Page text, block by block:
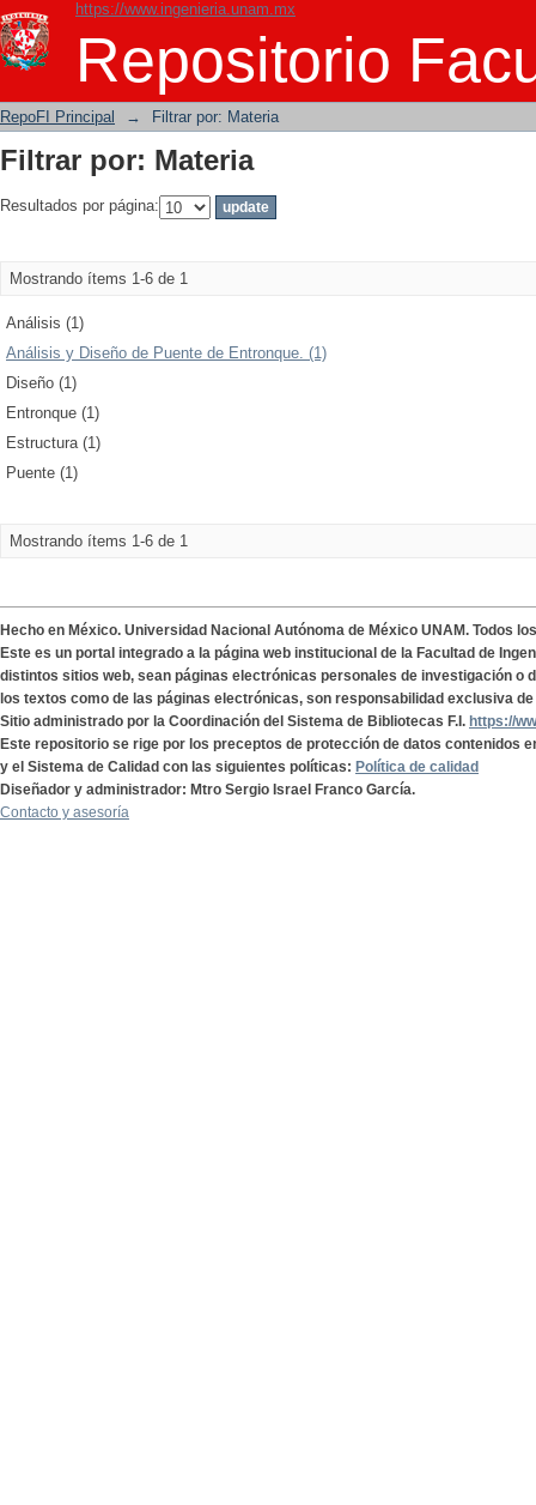
https://www.ingenieria.unam.mx
Repositorio
Filtrar por: Materia
RepoFI Principal → Filtrar por: Materia
Filtrar por: Materia
Resultados por página:
Mostrando ítems 1-6 de 1
Análisis (1)
Análisis y Diseño de Puente de Entronque. (1)
Diseño (1)
Entronque (1)
Estructura (1)
Puente (1)
Mostrando ítems 1-6 de 1
Hecho en México. Universidad Nacional Autónoma de México UNAM. Todos
Este es un portal integrado a la página web institucional de la Facultad de
distintos sitios web, sean páginas electrónicas personales de investigación o
los textos como de las páginas electrónicas, son responsabilidad exclusiva
Sitio administrado por la Coordinación del Sistema de Bibliotecas F.I. https://
Este repositorio se rige por los preceptos de protección de datos contenidos
y el Sistema de Calidad con las siguientes políticas: Política de calidad
Diseñador y administrador: Mtro Sergio Israel Franco García.
Contacto y asesoría